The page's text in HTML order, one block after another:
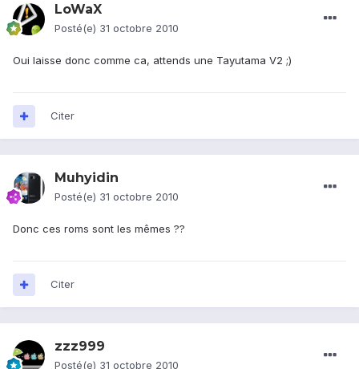
LoWaX
Posté(e) 31 octobre 2010
Oui laisse donc comme ca, attends une Tayutama V2 ;)
Citer
Muhyidin
Posté(e) 31 octobre 2010
Donc ces roms sont les mêmes ??
Citer
zzz999
Posté(e) 31 octobre 2010